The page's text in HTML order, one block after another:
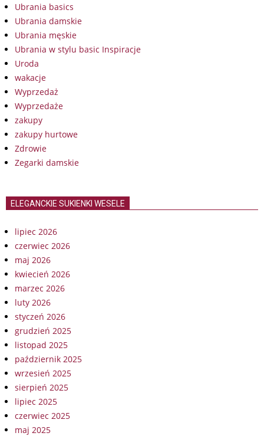
Ubrania basics
Ubrania damskie
Ubrania męskie
Ubrania w stylu basic Inspiracje
Uroda
wakacje
Wyprzedaż
Wyprzedaże
zakupy
zakupy hurtowe
Zdrowie
Zegarki damskie
ELEGANCKIE SUKIENKI WESELE
lipiec 2026
czerwiec 2026
maj 2026
kwiecień 2026
marzec 2026
luty 2026
styczeń 2026
grudzień 2025
listopad 2025
październik 2025
wrzesień 2025
sierpień 2025
lipiec 2025
czerwiec 2025
maj 2025